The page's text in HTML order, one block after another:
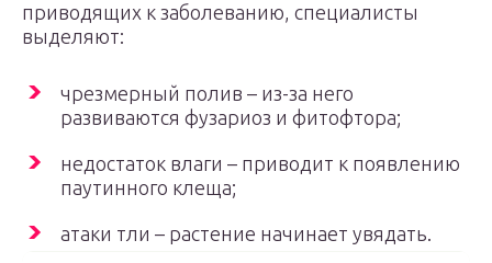
приводящих к заболеванию, специалисты
выделяют:
чрезмерный полив – из-за него
развиваются фузариоз и фитофтора;
недостаток влаги – приводит к появлению
паутинного клеща;
атаки тли – растение начинает увядать.